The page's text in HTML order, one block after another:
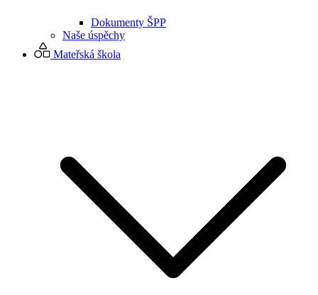
Dokumenty ŠPP
Naše úspěchy
Mateřská škola